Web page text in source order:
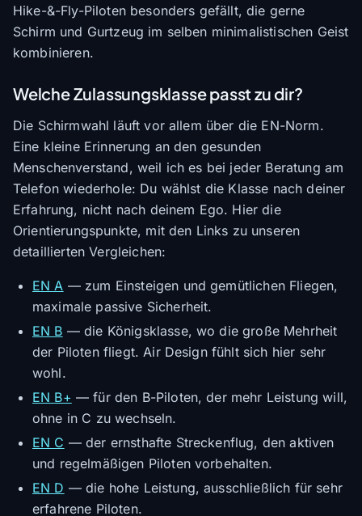
Hike-&-Fly-Piloten besonders gefällt, die gerne
Schirm und Gurtzeug im selben minimalistischen Geist
kombinieren.
Welche Zulassungsklasse passt zu dir?
Die Schirmwahl läuft vor allem über die EN-Norm.
Eine kleine Erinnerung an den gesunden
Menschenverstand, weil ich es bei jeder Beratung am
Telefon wiederhole: Du wählst die Klasse nach deiner
Erfahrung, nicht nach deinem Ego. Hier die
Orientierungspunkte, mit den Links zu unseren
detaillierten Vergleichen:
EN A — zum Einsteigen und gemütlichen Fliegen,
maximale passive Sicherheit.
EN B — die Königsklasse, wo die große Mehrheit
der Piloten fliegt. Air Design fühlt sich hier sehr
wohl.
EN B+ — für den B-Piloten, der mehr Leistung will,
ohne in C zu wechseln.
EN C — der ernsthafte Streckenflug, den aktiven
und regelmäßigen Piloten vorbehalten.
EN D — die hohe Leistung, ausschließlich für sehr
erfahrene Piloten.